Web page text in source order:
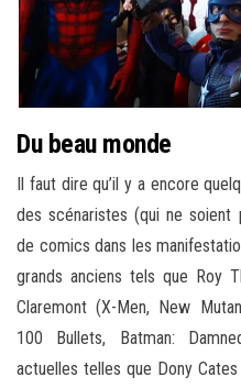
Du beau monde
Il faut dire qu’il y a encore
des scénaristes (qui ne soient
de comics dans les
grands anciens tels que Roy
Claremont (X-Men, New
100 Bullets, Batman:
actuelles telles que Dony